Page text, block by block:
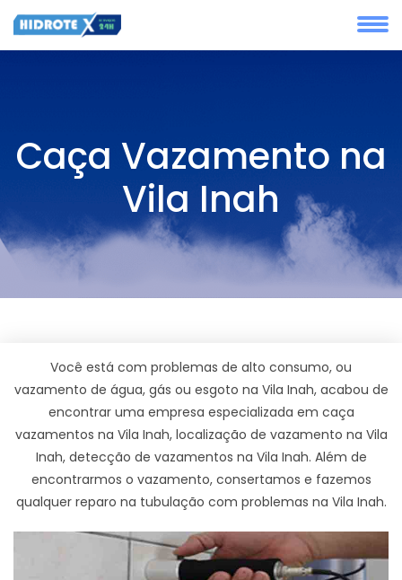
Caça Vazamento na
Vila Inah
Você está com problemas de alto consumo, ou
vazamento de água, gás ou esgoto na Vila Inah, acabou de
encontrar uma empresa especializada em caça
vazamentos na Vila Inah, localização de vazamento na Vila
Inah, detecção de vazamentos na Vila Inah. Além de
encontrarmos o vazamento, consertamos e fazemos
qualquer reparo na tubulação com problemas na Vila Inah.